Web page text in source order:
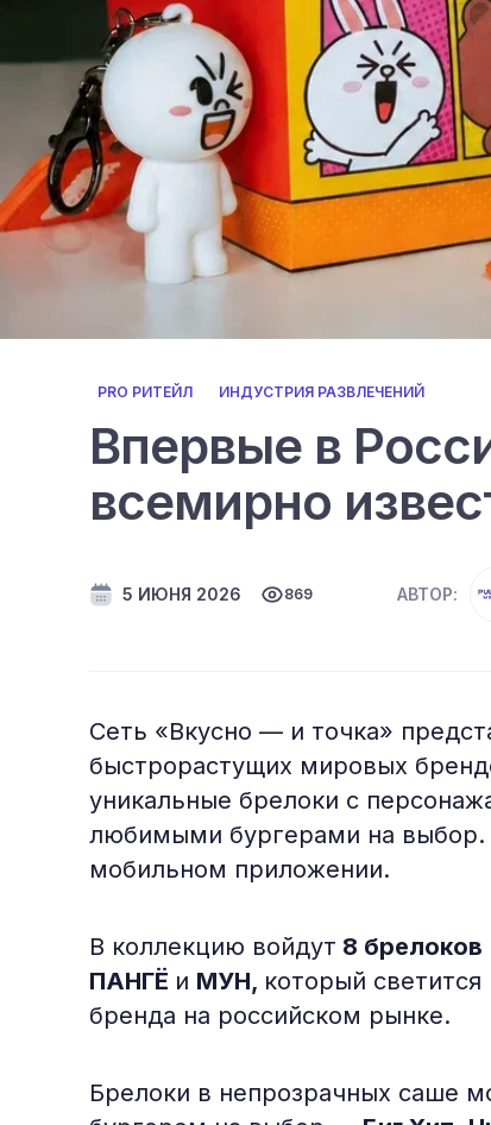
PRO РИТЕЙЛ ИНДУСТРИЯ РАЗВЛЕЧЕНИЙ
Впервые в
всемирно
5 ИЮНЯ 2026 869 АВТОР:
Сеть «Вкусно — и точка»
быстрорастущих мировых
уникальные брелоки с
любимыми бургерами на выбор.
мобильном приложении.
В коллекцию войдут 8 брелоков
ПАНГЁ и МУН, который
бренда на российском рынке.
Брелоки в непрозрачных саше